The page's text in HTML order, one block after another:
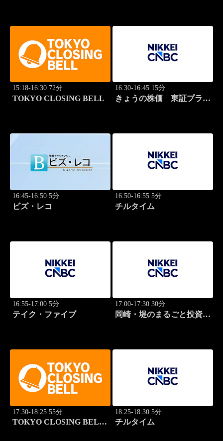
15:18-16:30 72分
TOKYO CLOSING BELL
16:30-16:45 15分
きょうの株価 東証プライ
16:45-16:50 5分
ビズ・レコ
16:50-16:55 5分
チルタイム
16:55-17:00 5分
テイク・ファイブ
17:00-17:30 30分
岡崎・堤のまるごと投資道
17:30-18:25 55分
TOKYO CLOSING BELL
18:25-18:30 5分
チルタイム